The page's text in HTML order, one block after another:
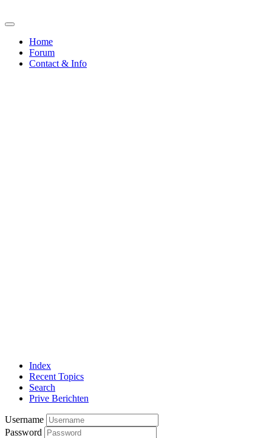
Home
Forum
Contact & Info
Index
Recent Topics
Search
Prive Berichten
Username
Password